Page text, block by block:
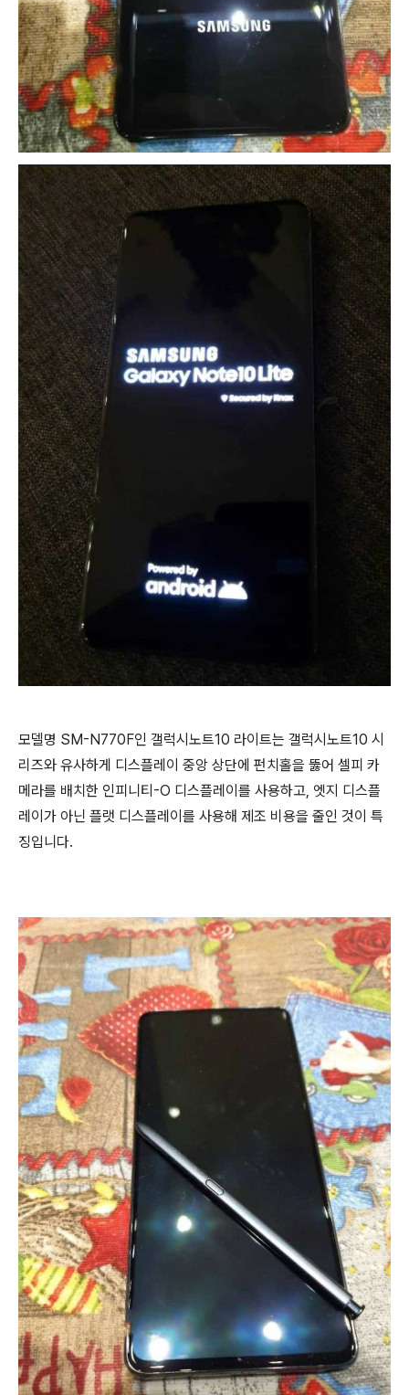
모델명 SM-N770F인 갤럭시노트10 라이트는 갤럭시노트10 시
리즈와 유사하게 디스플레이 중앙 상단에 펀치홀을 뚫어 셀피 카
메라를 배치한 인피니티-O 디스플레이를 사용하고, 엣지 디스플
레이가 아닌 플랫 디스플레이를 사용해 제조 비용을 줄인 것이 특
징입니다.